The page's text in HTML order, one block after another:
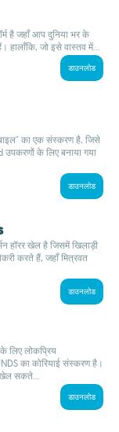
है जहाँ आप दुनिया भर के
जो इसे वास्तव में...
डाउनलोड
का एक संस्करण है, जिसे
के लिए बनाया गया
डाउनलोड
हॉरर खेल है जिसमें खिलाड़ी
करते हैं, जहाँ मित्रवत
डाउनलोड
लिए लोकप्रिय
का कोरियाई संस्करण है।
सकते...
डाउनलोड